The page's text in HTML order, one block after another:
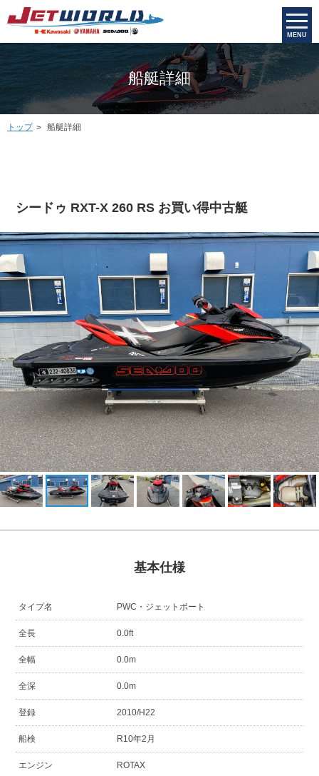
MENU
船艇詳細
トップ 船艇詳細
シードゥ RXT-X 260 RS お買い得中古艇
基本仕様
タイプ名 PWC・ジェットボート
全長 0.0ft
全幅 0.0m
全深 0.0m
登録 2010/H22
船検 R10年2月
エンジン ROTAX